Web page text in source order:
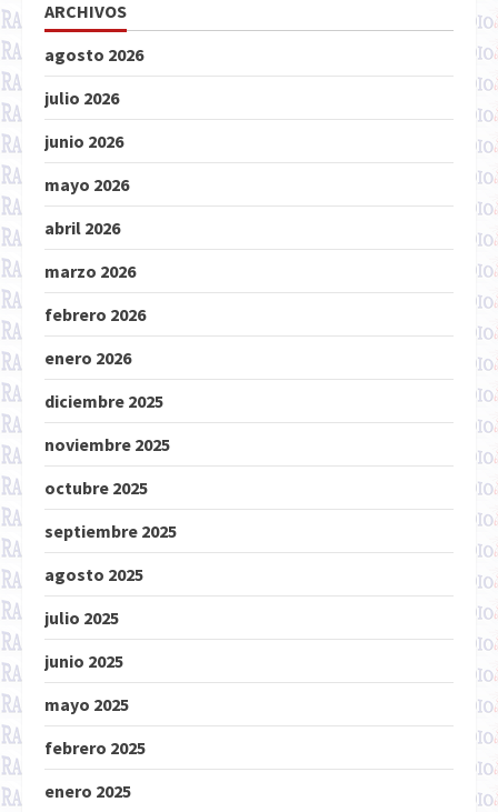
ARCHIVOS
agosto 2026
julio 2026
junio 2026
mayo 2026
abril 2026
marzo 2026
febrero 2026
enero 2026
diciembre 2025
noviembre 2025
octubre 2025
septiembre 2025
agosto 2025
julio 2025
junio 2025
mayo 2025
febrero 2025
enero 2025